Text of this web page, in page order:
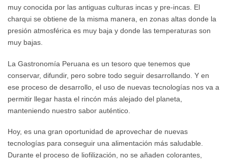
muy conocida por las antiguas culturas incas y pre-incas. El
charqui se obtiene de la misma manera, en zonas altas donde la
presión atmosférica es muy baja y donde las temperaturas son
muy bajas.
La Gastronomía Peruana es un tesoro que tenemos que
conservar, difundir, pero sobre todo seguir desarrollando. Y en
ese proceso de desarrollo, el uso de nuevas tecnologías nos va a
permitir llegar hasta el rincón más alejado del planeta,
manteniendo nuestro sabor auténtico.
Hoy, es una gran oportunidad de aprovechar de nuevas
tecnologías para conseguir una alimentación más saludable.
Durante el proceso de liofilización, no se añaden colorantes,